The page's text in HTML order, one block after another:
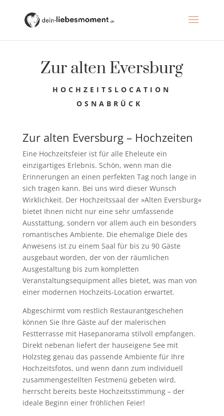
Zur alten Eversburg
HOCHZEITSLOCATION
OSNABRÜCK
Zur alten Eversburg – Hochzeiten
Eine Hochzeitsfeier ist für alle Eheleute ein
einzigartiges Erlebnis. Schön, wenn man die
Erinnerungen an einen perfekten Tag noch lange in
sich tragen kann. Bei uns wird dieser Wunsch
Wirklichkeit. Der Hochzeitssaal der »Alten Eversburg«
bietet Ihnen nicht nur eine sehr umfassende
Ausstattung, sondern vor allem auch ein besonders
romantisches Ambiente. Die ehemalige Diele des
Anwesens ist zu einem Saal für bis zu 90 Gäste
ausgebaut worden, der von der räumlichen
Ausgestaltung bis zum kompletten
Veranstaltungsequipment alles bietet, was man von
einer modernen Hochzeits-Location erwartet.
Abgeschirmt vom restlich Restaurantgeschehen
können Sie Ihre Gäste auf der malerischen
Festterrasse mit Hasepanorama stilvoll empfangen.
Direkt nebenan liefert der hauseigene See mit
Holzsteg genau das passende Ambiente für Ihre
Hochzeitsfotos, und wenn dann zum individuell
zusammengestellten Festmenü gebeten wird,
herrscht bereits beste Hochzeitsstimmung – der
ideale Beginn einer fröhlichen Feier!